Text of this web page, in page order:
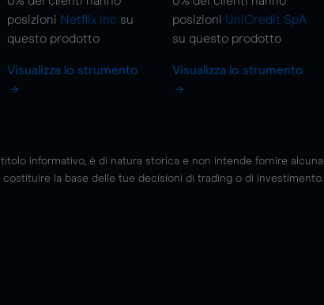
posizioni Netflix Inc su
questo prodotto
Visualizza lo strumento
posizioni UniCredit SpA
su questo prodotto
Visualizza lo strumento
informativo, è di natura storica e non intende fornire alcuna
la base delle tue decisioni di trading o di investimento.